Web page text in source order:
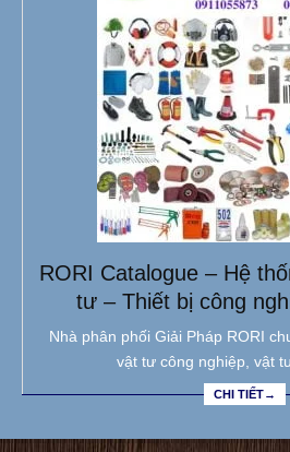
RORI Catalogue – Hệ
tư – Thiết bị công
Nhà phân phối Giải Pháp RORI
vật tư công nghiệp, vật
CHI TIẾT→